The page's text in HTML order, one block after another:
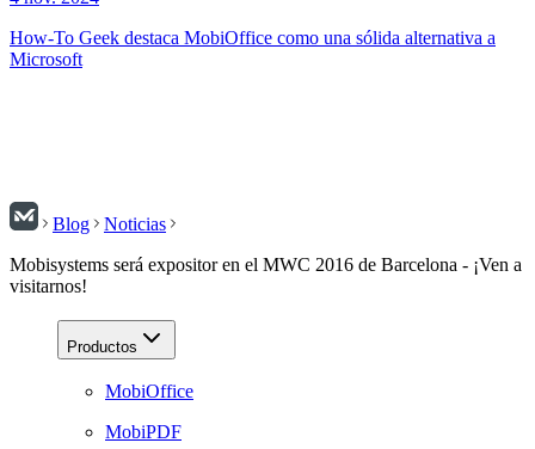
How-To Geek destaca MobiOffice como una sólida alternativa a
Microsoft
Blog
Noticias
Mobisystems será expositor en el MWC 2016 de Barcelona - ¡Ven a
visitarnos!
Productos
MobiOffice
MobiPDF